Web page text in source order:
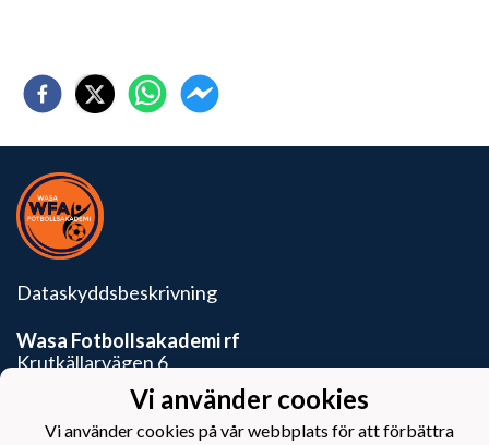
Dataskyddsbeskrivning
Wasa Fotbollsakademi rf
Krutkällarvägen 6
Vi använder cookies
Vi använder cookies på vår webbplats för att förbättra